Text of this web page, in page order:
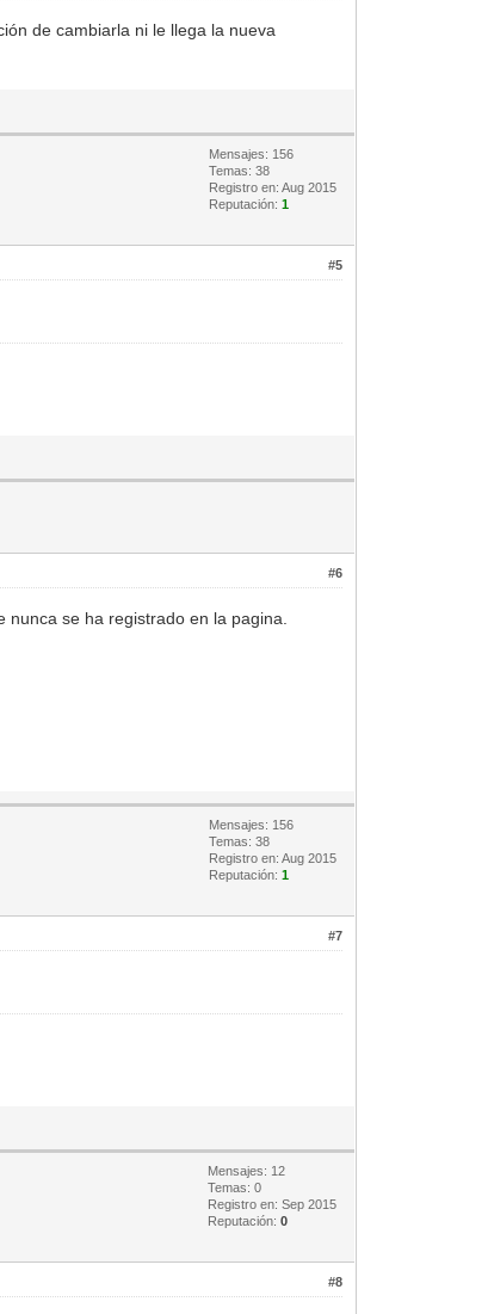
de cambiarla ni le llega la nueva
Mensajes: 156
Temas: 38
Registro en: Aug 2015
Reputación:1
#5
#6
se ha registrado en la pagina.
Mensajes: 156
Temas: 38
Registro en: Aug 2015
Reputación:1
#7
Mensajes: 12
Temas: 0
Registro en: Sep 2015
Reputación:0
#8